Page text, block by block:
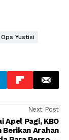
Yustisi
Next Post
Apel Pagi, KBO
Arahan